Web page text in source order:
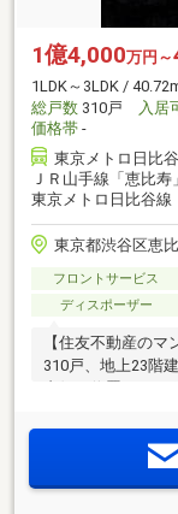
1億4,000万円～
1LDK～3LDK /
総戸数 310戸 入居
価格帯 -
東京メトロ日比
ＪＲ山手線「恵比寿
東京メトロ日比谷線
東京都渋谷区恵
フロントサービス
ディスポーザー
【住友不動産の
310戸、地上23階